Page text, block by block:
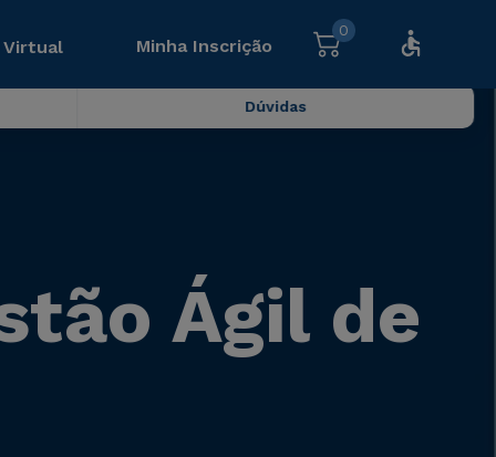
Virtual Minha Inscrição
0
Dúvidas
Ágil de